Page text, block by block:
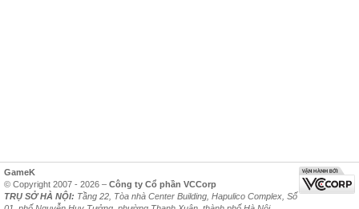
GameK
© Copyright 2007 - 2026 – Công ty Cổ phần VCCorp
TRỤ SỞ HÀ NỘI: Tầng 22, Tòa nhà Center Building, Hapulico Complex, Số